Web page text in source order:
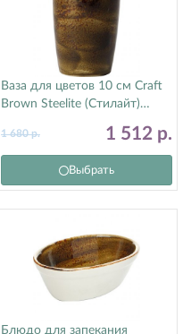
Ваза для цветов 10 см Craft
Brown Steelite (Стилайт)
1 512 р.
1 680р.
Выбрать
Блюдо для запекания